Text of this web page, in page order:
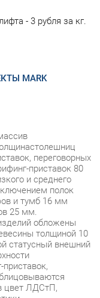
приставок 80
и среднего
полок
и тумб 16 мм
25 мм.
обложены
толщиной 10
внешний
ЛДСтП,
подчеркивают
используемые
двери